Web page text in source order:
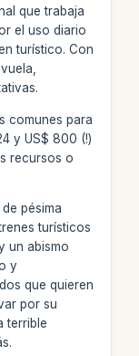
que trabaja
el uso diario
turístico. Con
comunes para
y US$ 800 (!)
recursos o
pésima
turísticos
un abismo
y
que quieren
por su
terrible